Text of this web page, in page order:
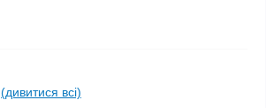
(дивитися всі)